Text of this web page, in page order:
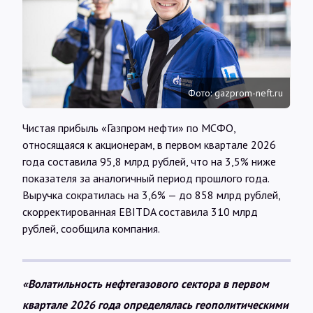
Интервью
Карты
О нас
@Infotek_Russia
Фото: gazprom-neft.ru
Чистая прибыль «Газпром нефти» по МСФО,
относящаяся к акционерам, в первом квартале 2026
года составила 95,8 млрд рублей, что на 3,5% ниже
показателя за аналогичный период прошлого года.
Выручка сократилась на 3,6% — до 858 млрд рублей,
скорректированная EBITDA составила 310 млрд
рублей, сообщила компания.
«Волатильность нефтегазового сектора в первом
квартале 2026 года определялась геополитическими